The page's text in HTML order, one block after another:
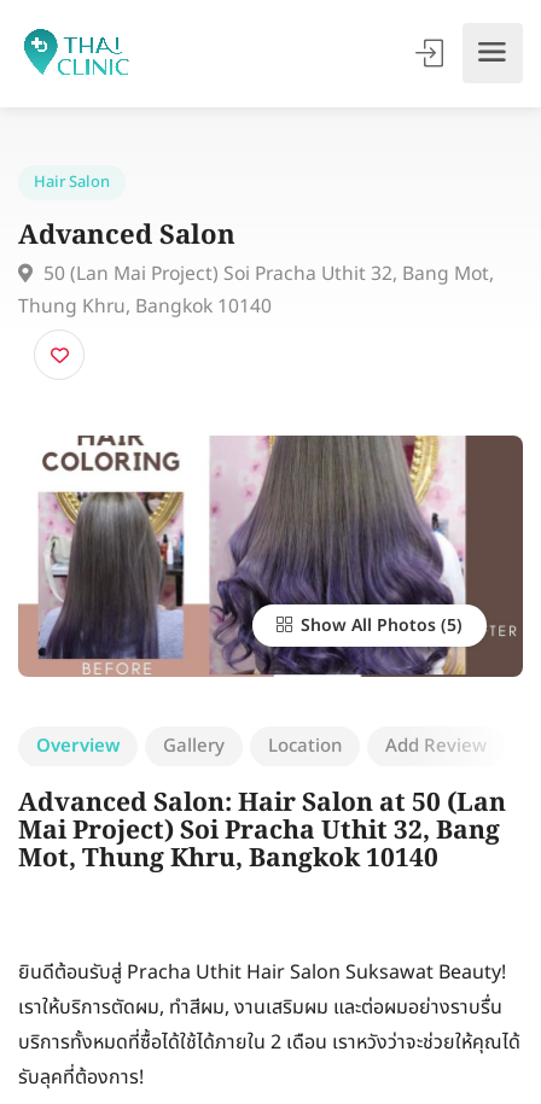
Advanced Salon
50 (Lan Mai Project) Soi Pracha Uthit 32, Bang Mot,
Thung Khru, Bangkok 10140
Show All Photos
Overview Gallery Location Add Review
Advanced Salon: Hair Salon at 50 (Lan
Mai Project) Soi Pracha Uthit 32, Bang
Mot, Thung Khru, Bangkok 10140
ยินดีต้อนรับสู่ Pracha Uthit Hair Salon Suksawat Beauty!
เราให้บริการตัดผม, ทำสีผม, งานเสริมผม และต่อผมอย่างราบรื่น
บริการทั้งหมดที่ซื้อได้ใช้ได้ภายใน 2 เดือน เราหวังว่าจะช่วยให้คุณได้
รับลุคที่ต้องการ!